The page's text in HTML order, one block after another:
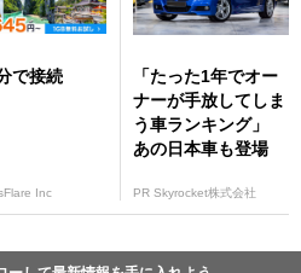
で接続
Inc
「たった1年でオー
ナーが手放してしま
う車ランキング」
あの日本車も登場
PR Skyrocket株式会社